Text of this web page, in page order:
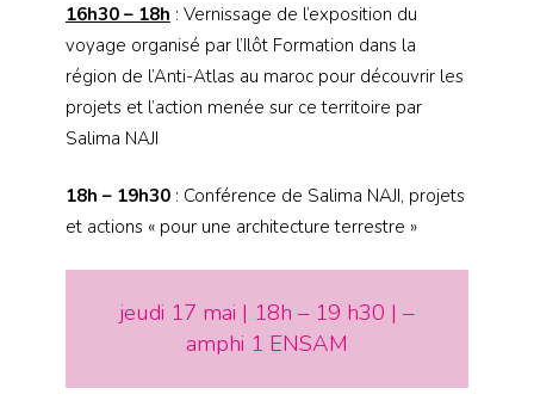
16h30 – 18h : Vernissage de l’exposition du
voyage organisé par l’Ilôt Formation dans la
région de l’Anti-Atlas au maroc pour découvrir les
projets et l’action menée sur ce territoire par
Salima NAJI
18h – 19h30 : Conférence de Salima NAJI, projets
et actions « pour une architecture terrestre »
jeudi 17 mai | 18h – 19 h30 | –
amphi 1 ENSAM